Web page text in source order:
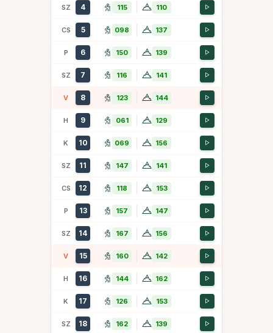
SZ 4 115 110
CS 5 098 137
P 6 150 139
SZ 7 116 141
V 8 123 144
H 9 061 129
K 10 069 156
SZ 11 147 141
CS 12 118 153
P 13 157 147
SZ 14 167 156
V 15 160 142
H 16 144 162
K 17 126 153
SZ 18 162 139